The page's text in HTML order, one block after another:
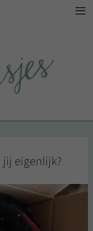
jij eigenlijk?